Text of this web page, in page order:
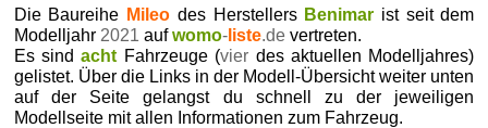
Die Baureihe Mileo des Herstellers Benimar ist seit dem
Modelljahr 2021 aufwomo-liste.devertreten.
Es sindacht Fahrzeuge (vier des aktuellen Modelljahres)
gelistet. Über die Links in der Modell-Übersicht weiter unten
auf der Seite gelangst du schnell zu der jeweiligen
Modellseite mit allen Informationen zum Fahrzeug.